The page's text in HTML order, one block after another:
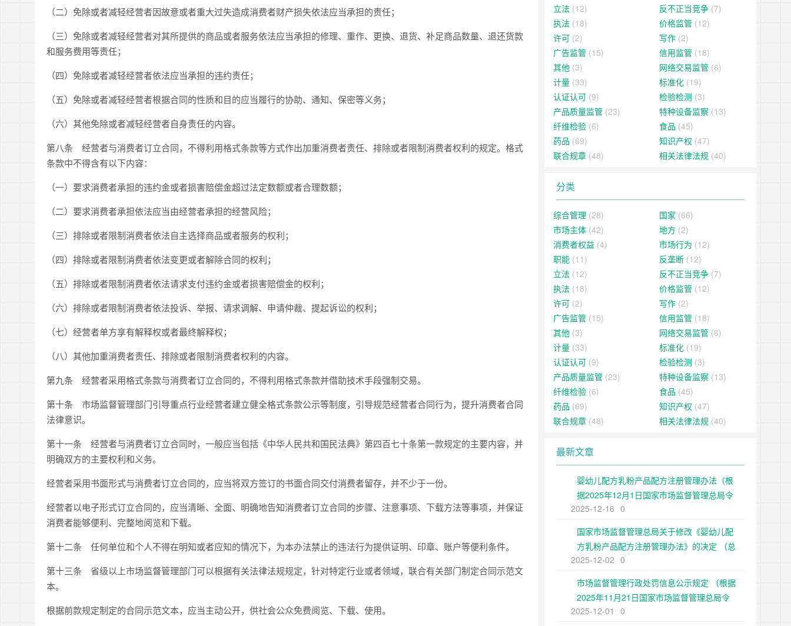
（二）免除或者减轻经营者因故意或者重大过失造成消费者财产损失依法应当承担的责任；
（三）免除或者减轻经营者对其所提供的商品或者服务依法应当承担的修理、重作、更换、退货、补足商品数量、退还货款
和服务费用等责任；
（四）免除或者减轻经营者依法应当承担的违约责任；
（五）免除或者减轻经营者根据合同的性质和目的应当履行的协助、通知、保密等义务；
（六）其他免除或者减轻经营者自身责任的内容。
第八条 经营者与消费者订立合同，不得利用格式条款等方式作出加重消费者责任、排除或者限制消费者权利的规定。格式
条款中不得含有以下内容：
（一）要求消费者承担的违约金或者损害赔偿金超过法定数额或者合理数额；
（二）要求消费者承担依法应当由经营者承担的经营风险；
（三）排除或者限制消费者依法自主选择商品或者服务的权利；
（四）排除或者限制消费者依法变更或者解除合同的权利；
（五）排除或者限制消费者依法请求支付违约金或者损害赔偿金的权利；
（六）排除或者限制消费者依法投诉、举报、请求调解、申请仲裁、提起诉讼的权利；
（七）经营者单方享有解释权或者最终解释权；
（八）其他加重消费者责任、排除或者限制消费者权利的内容。
第九条 经营者采用格式条款与消费者订立合同的，不得利用格式条款并借助技术手段强制交易。
第十条 市场监督管理部门引导重点行业经营者建立健全格式条款公示等制度，引导规范经营者合同行为，提升消费者合同
法律意识。
第十一条 经营者与消费者订立合同时，一般应当包括《中华人民共和国民法典》第四百七十条第一款规定的主要内容，并
明确双方的主要权利和义务。
经营者采用书面形式与消费者订立合同的，应当将双方签订的书面合同交付消费者留存，并不少于一份。
经营者以电子形式订立合同的，应当清晰、全面、明确地告知消费者订立合同的步骤、注意事项、下载方法等事项，并保证
消费者能够便利、完整地阅览和下载。
第十二条 任何单位和个人不得在明知或者应知的情况下，为本办法禁止的违法行为提供证明、印章、账户等便利条件。
第十三条 省级以上市场监督管理部门可以根据有关法律法规规定，针对特定行业或者领域，联合有关部门制定合同示范文
本。
根据前款规定制定的合同示范文本，应当主动公开，供社会公众免费阅览、下载、使用。
立法 (12) 反不正当竞争 (7)
执法 (18) 价格监管 (12)
许可 (2) 写作 (2)
广告监管 (15) 信用监管 (18)
其他 (3) 网络交易监管 (6)
计量 (33) 标准化 (19)
认证认可 (9) 检验检测 (3)
产品质量监管 (23) 特种设备监察 (13)
纤维检验 (6) 食品 (45)
药品 (69) 知识产权 (47)
联合规章 (48) 相关法律法规 (40)
分类
综合管理 (28) 国家 (66)
市场主体 (42) 地方 (2)
消费者权益 (4) 市场行为 (12)
职能 (11) 反垄断 (12)
立法 (12) 反不正当竞争 (7)
执法 (18) 价格监管 (12)
许可 (2) 写作 (2)
广告监管 (15) 信用监管 (18)
其他 (3) 网络交易监管 (6)
计量 (33) 标准化 (19)
认证认可 (9) 检验检测 (3)
产品质量监管 (23) 特种设备监察 (13)
纤维检验 (6) 食品 (45)
药品 (69) 知识产权 (47)
联合规章 (48) 相关法律法规 (40)
最新文章
婴幼儿配方乳粉产品配方注册管理办法（根
据2025年12月1日国家市场监督管理总局令
第109号修正）
2025-12-16 0
国家市场监督管理总局关于修改《婴幼儿配
方乳粉产品配方注册管理办法》的决定 （总
局令第109号公布 自公布之日起施行）
2025-12-02 0
市场监督管理行政处罚信息公示规定 （根据
2025年11月21日国家市场监督管理总局令
第108号第二次修正）
2025-12-01
0